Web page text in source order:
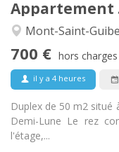
Appartement
Mont-Saint-
700 € hors charges
il y a 4 heures
Duplex de 50 m2 situé
Demi-Lune Le rez
l'étage,...